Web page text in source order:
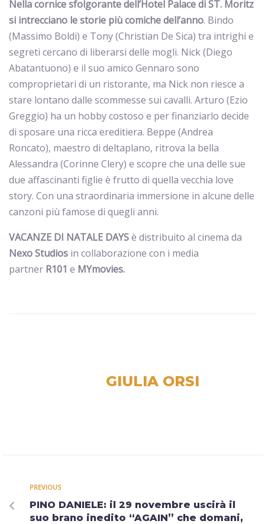
Nella cornice sfolgorante dell’Hotel Palace di ST. Moritz
si intrecciano le storie più comiche dell’anno. Bindo
(Massimo Boldi) e Tony (Christian De Sica) tra intrighi e
segreti cercano di liberarsi delle mogli. Nick (Diego
Abatantuono) e il suo amico Gennaro sono
comproprietari di un ristorante, ma Nick non riesce a
stare lontano dalle scommesse sui cavalli. Arturo (Ezio
Greggio) ha un hobby costoso e per finanziarlo decide
di sposare una ricca ereditiera. Beppe (Andrea
Roncato), maestro di deltaplano, ritrova la bella
Alessandra (Corinne Clery) e scopre che una delle sue
due affascinanti figlie è frutto di quella vecchia love
story. Con una straordinaria immersione in alcune delle
canzoni più famose di quegli anni.
VACANZE DI NATALE DAYSè distribuito al cinema da
Nexo Studios in collaborazione con i media
partner R101 e MYmovies.
GIULIA ORSI
PREVIOUS
PINO DANIELE: il 29 novembre uscirà il
suo brano inedito “AGAIN” che domani,